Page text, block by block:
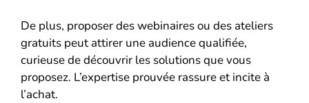
De plus, proposer des webinaires ou des ateliers
gratuits peut attirer une audience qualifiée,
curieuse de découvrir les solutions que vous
proposez. L’expertise prouvée rassure et incite à
l’achat.